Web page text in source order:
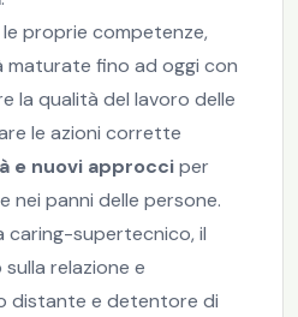
proprie competenze,
maturate fino ad oggi con
la qualità del lavoro delle
le azioni corrette
e nuovi approcciper
panni delle persone.
caring-supertecnico, il
relazione e
distante e detentore di